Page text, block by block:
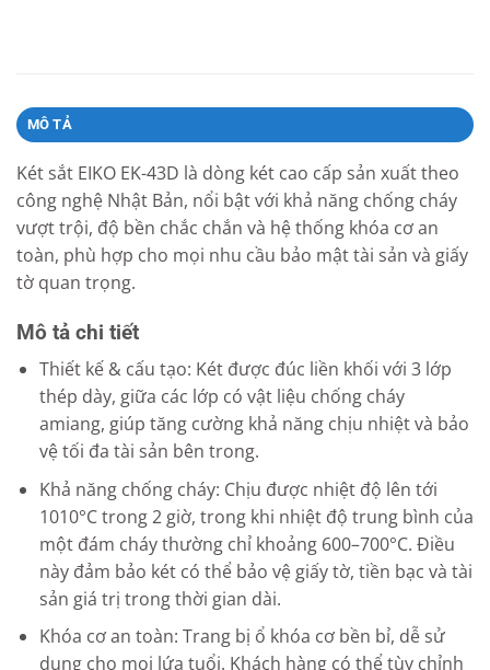
MÔ TẢ
Két sắt EIKO EK-43D là dòng két cao cấp sản xuất theo
công nghệ Nhật Bản, nổi bật với khả năng chống cháy
vượt trội, độ bền chắc chắn và hệ thống khóa cơ an
toàn, phù hợp cho mọi nhu cầu bảo mật tài sản và giấy
tờ quan trọng.
Mô tả chi tiết
Thiết kế & cấu tạo: Két được đúc liền khối với 3 lớp
thép dày, giữa các lớp có vật liệu chống cháy
amiang, giúp tăng cường khả năng chịu nhiệt và bảo
vệ tối đa tài sản bên trong.
Khả năng chống cháy: Chịu được nhiệt độ lên tới
1010°C trong 2 giờ, trong khi nhiệt độ trung bình của
một đám cháy thường chỉ khoảng 600–700°C. Điều
này đảm bảo két có thể bảo vệ giấy tờ, tiền bạc và tài
sản giá trị trong thời gian dài.
Khóa cơ an toàn: Trang bị ổ khóa cơ bền bỉ, dễ sử
dụng cho mọi lứa tuổi. Khách hàng có thể tùy chỉnh